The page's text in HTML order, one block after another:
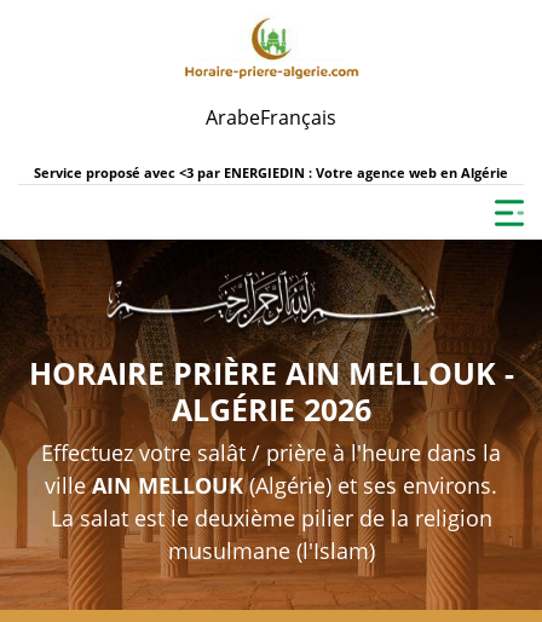
ArabeFrançais
Service proposé avec <3 par ENERGIEDIN : Votre agence web en Algérie
HORAIRE PRIÈRE AIN MELLOUK -
ALGÉRIE 2026
Effectuez votre salât / prière à l'heure dans la
villeAIN MELLOUK(Algérie) et ses environs.
La salat est le deuxième pilier de la religion
musulmane (l'Islam)